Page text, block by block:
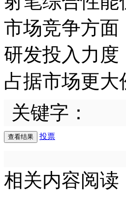
市场竞争方面
研发投入力度
占据市场更大
关键字：
投票
相关内容阅读